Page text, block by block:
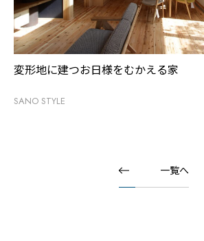
変形地に建つお日様をむかえる家
SANO STYLE
一覧へ